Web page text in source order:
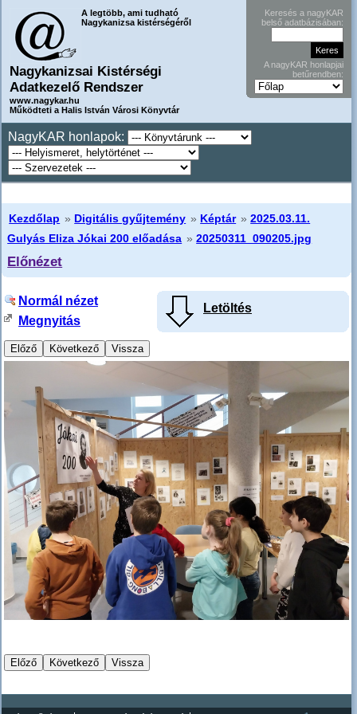
A legtöbb, ami tudható
Nagykanizsa kistérségéről
Nagykanizsai Kistérségi
Adatkezelő Rendszer
www.nagykar.hu
Működteti a Halis István Városi Könyvtár
Keresés a nagyKAR
belső adatbázisában:
A nagyKAR honlapjai
betűrendben:
NagyKAR honlapok:
Kezdőlap » Digitális gyűjtemény » Képtár »2025.03.11.
Gulyás Eliza Jókai 200 előadása »20250311_090205.jpg
Előnézet
Letöltés
Normál nézet
Megnyitás